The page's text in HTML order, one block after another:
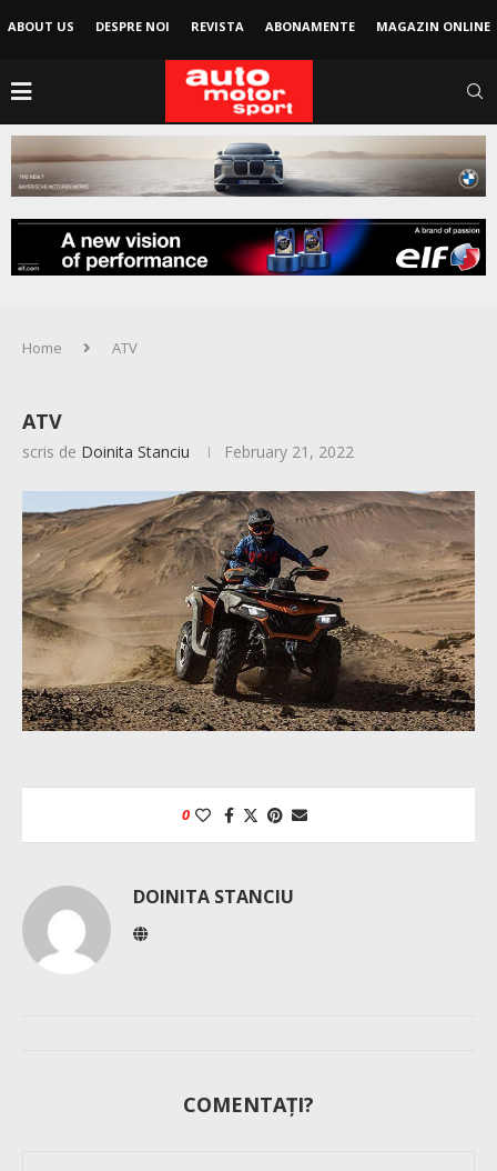
ABOUT US DESPRE NOI REVISTA ABONAMENTE MAGAZIN ONLINE
Home ATV
ATV
scris de Doinita Stanciu February 21, 2022
0
DOINITA STANCIU
COMENTAȚI?